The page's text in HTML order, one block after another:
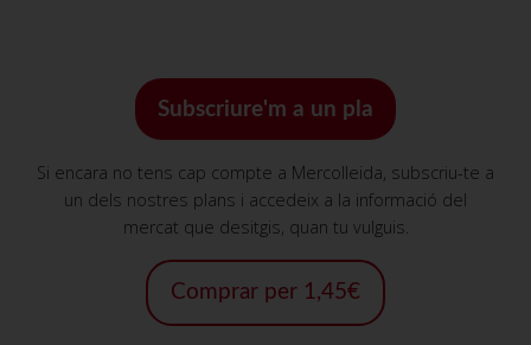
Subscriure'm a un pla
Si encara no tens cap compte a Mercolleida, subscriu-te a
un dels nostres plans i accedeix a la informació del
mercat que desitgis, quan tu vulguis.
Comprar per 1,45€